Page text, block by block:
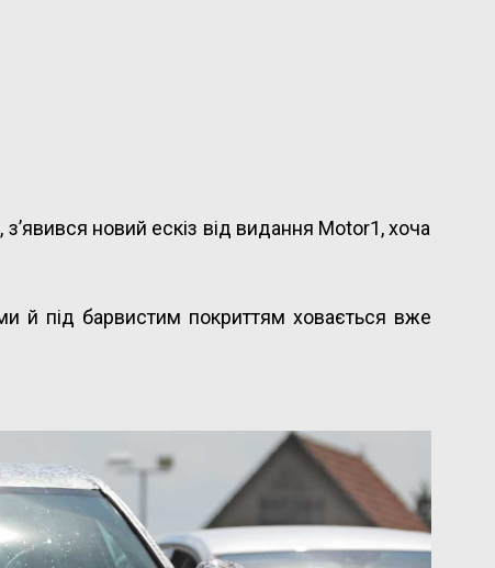
новий ескіз від видання Motor1, хоча
й під барвистим покриттям ховається вже